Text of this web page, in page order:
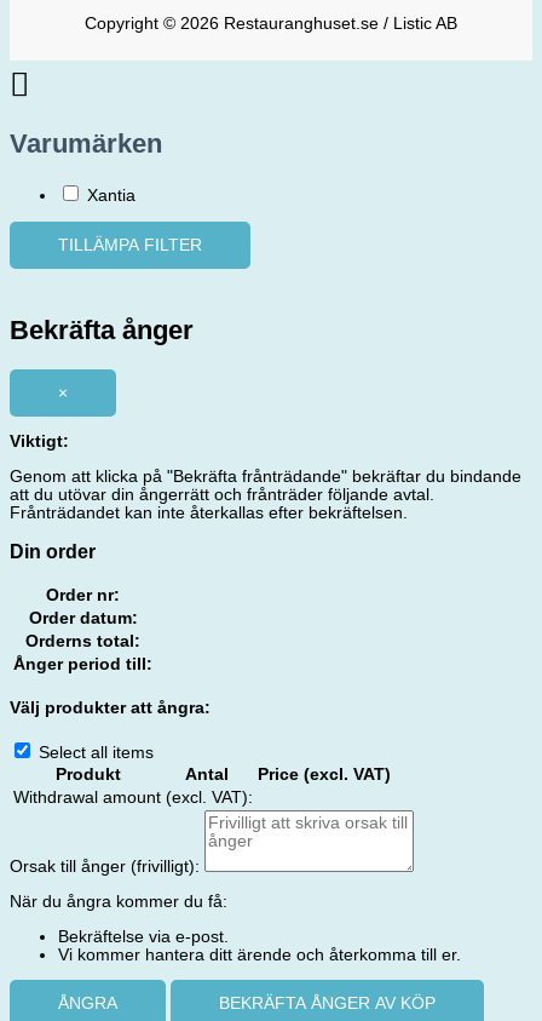
Copyright © 2026 Restauranghuset.se / Listic AB
Varumärken
Xantia
TILLÄMPA FILTER
Bekräfta ånger
×
Viktigt:
Genom att klicka på "Bekräfta frånträdande" bekräftar du bindande
att du utövar din ångerrätt och frånträder följande avtal.
Frånträdandet kan inte återkallas efter bekräftelsen.
Din order
Order nr:
Order datum:
Orderns total:
Ånger period till:
Välj produkter att ångra:
Select all items
Produkt
Antal
Price (excl. VAT)
Withdrawal amount (excl. VAT):
Orsak till ånger (frivilligt):
När du ångra kommer du få:
Bekräftelse via e-post.
Vi kommer hantera ditt ärende och återkomma till er.
ÅNGRA BEKRÄFTA ÅNGER AV KÖP